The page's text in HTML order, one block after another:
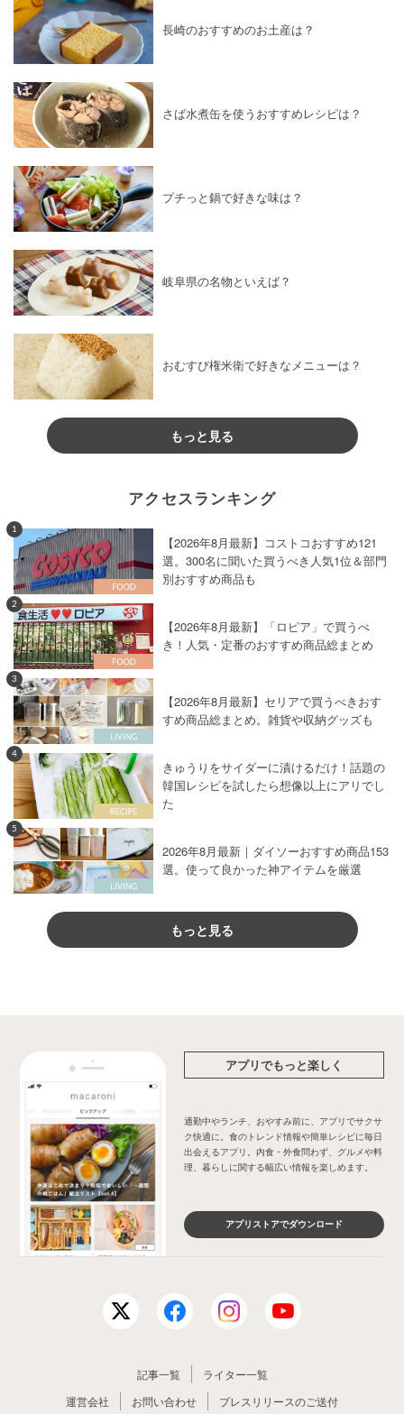
長崎のおすすめのお土産は？
さば水煮缶を使うおすすめレシピは？
プチっと鍋で好きな味は？
岐阜県の名物といえば？
おむすび権米衛で好きなメニューは？
もっと見る
アクセスランキング
1
【2026年8月最新】コストコおすすめ121
選。300名に聞いた買うべき人気1位＆部門
別おすすめ商品も
2
【2026年8月最新】「ロピア」で買うべ
き！人気・定番のおすすめ商品総まとめ
3
【2026年8月最新】セリアで買うべきおす
すめ商品総まとめ。雑貨や収納グッズも
4
きゅうりをサイダーに漬けるだけ！話題の
韓国レシピを試したら想像以上にアリでし
た
5
2026年8月最新｜ダイソーおすすめ商品153
選。使って良かった神アイテムを厳選
もっと見る
アプリでもっと楽しく
通勤中やランチ、おやすみ前に、アプリでサクサ
ク快適に。食のトレンド情報や簡単レシピに毎日
出会えるアプリ。内食・外食問わず、グルメや料
理、暮らしに関する幅広い情報を楽しめます。
アプリストアでダウンロード
記事一覧
ライター一覧
運営会社
お問い合わせ プレスリリースのご送付